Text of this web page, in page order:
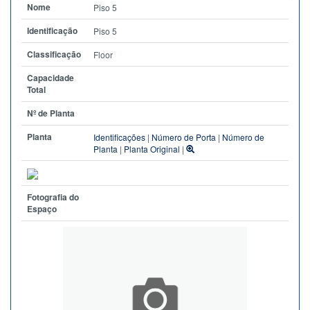
Nome
Piso 5
Identificação Piso 5
Classificação Floor
Capacidade
Total
Nº de Planta
Planta
Identificações | Número de Porta | Número de
Planta | Planta Original |
Fotografia do
Espaço